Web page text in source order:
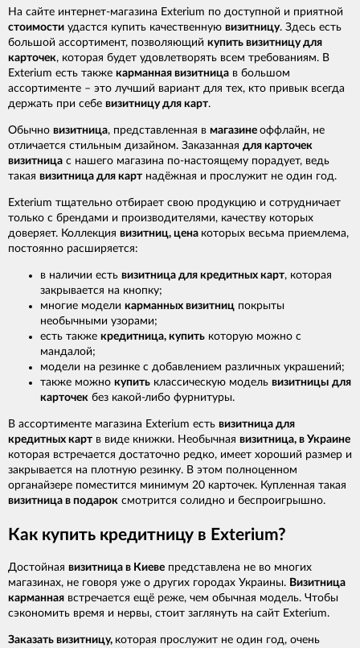
На сайте интернет-магазина Exterium по доступной и приятной
стоимости удастся купить качественную визитницу. Здесь есть
большой ассортимент, позволяющий купить визитницу для
карточек, которая будет удовлетворять всем требованиям. В
Exterium есть также карманная визитница в большом
ассортименте – это лучший вариант для тех, кто привык всегда
держать при себе визитницу для карт.
Обычно визитница, представленная в магазине оффлайн, не
отличается стильным дизайном. Заказанная для карточек
визитница с нашего магазина по-настоящему порадует, ведь
такая визитница для карт надёжная и прослужит не один год.
Exterium тщательно отбирает свою продукцию и сотрудничает
только с брендами и производителями, качеству которых
доверяет. Коллекция визитниц, цена которых весьма приемлема,
постоянно расширяется:
в наличии есть визитница для кредитных карт, которая
закрывается на кнопку;
многие модели карманных визитниц покрыты
необычными узорами;
есть также кредитница, купить которую можно с
мандалой;
модели на резинке с добавлением различных украшений;
также можно купить классическую модель визитницы для
карточек без какой-либо фурнитуры.
В ассортименте магазина Exterium есть визитница для
кредитных карт в виде книжки. Необычная визитница, в Украине
которая встречается достаточно редко, имеет хороший размер и
закрывается на плотную резинку. В этом полноценном
органайзере поместится минимум 20 карточек. Купленная такая
визитница в подарок смотрится солидно и беспроигрышно.
Как купить кредитницу в Exterium?
Достойная визитница в Киеве представлена не во многих
магазинах, не говоря уже о других городах Украины. Визитница
карманная встречается ещё реже, чем обычная модель. Чтобы
сэкономить время и нервы, стоит заглянуть на сайт Exterium.
Заказать визитницу, которая прослужит не один год, очень